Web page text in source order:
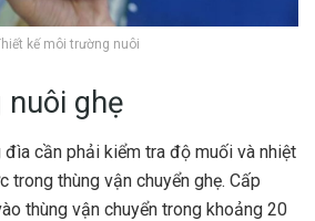
kế môi trường nuôi
nuôi ghẹ
đìa cần phải kiểm tra độ muối và nhiệt
trong thùng vận chuyển ghẹ. Cấp
thùng vận chuyển trong khoảng 20